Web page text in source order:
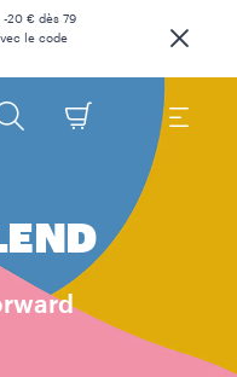
-20 € dès 79
le code